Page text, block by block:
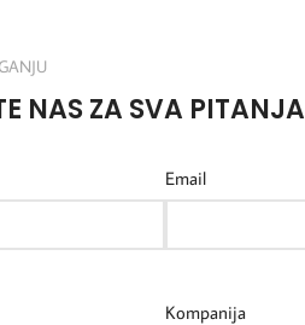
NAS ZA SVA PITANJA
Email
Kompanija